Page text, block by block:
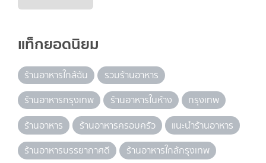
แท็กยอดนิยม
ร้านอาหารใกล้ฉัน
รวมร้านอาหาร
ร้านอาหารกรุงเทพ
ร้านอาหารในห้าง
กรุงเทพ
ร้านอาหาร
ร้านอาหารครอบครัว
แนะนำร้านอาหาร
ร้านอาหารบรรยากาศดี
ร้านอาหารใกล้กรุงเทพ